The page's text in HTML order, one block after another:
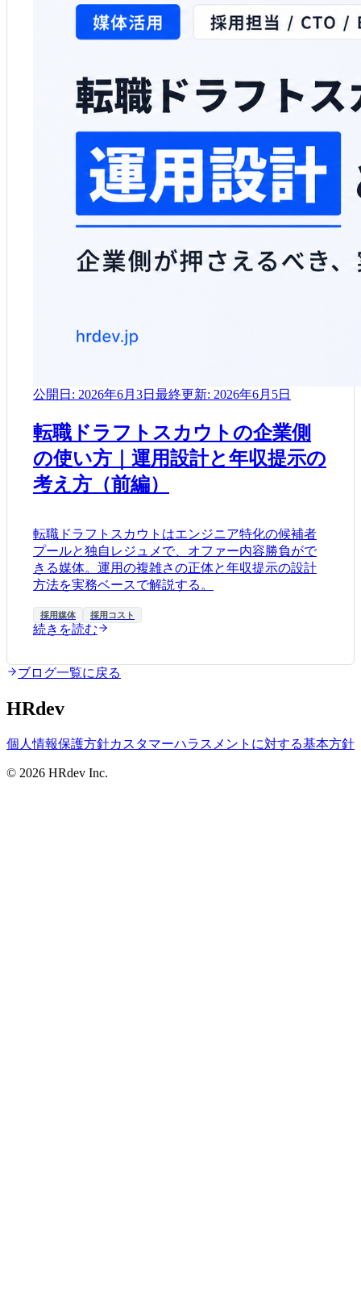
公開日: 2026年6月3日 最終更新: 2026年6月5日
転職ドラフトスカウトの企業側
の使い方｜運用設計と年収提示の
考え方（前編）
転職ドラフトスカウトはエンジニア特化の候補者
プールと独自レジュメで、オファー内容勝負がで
きる媒体。運用の複雑さの正体と年収提示の設計
方法を実務ベースで解説する。
採用媒体 採用コスト
続きを読む
ブログ一覧に戻る
HRdev
個人情報保護方針カスタマーハラスメントに対する基本方針
© 2026 HRdev Inc.